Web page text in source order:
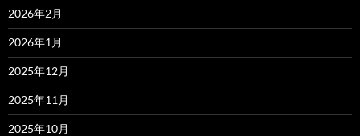
2026年2月
2026年1月
2025年12月
2025年11月
2025年10月